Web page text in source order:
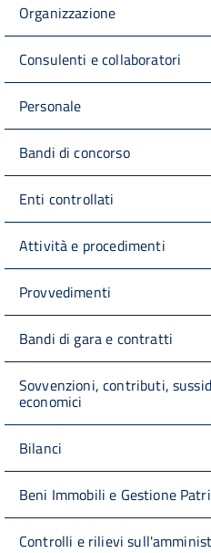
Organizzazione
Consulenti e collaboratori
Personale
Bandi di concorso
Enti controllati
Attività e procedimenti
Provvedimenti
Bandi di gara e contratti
Sovvenzioni, contributi,
economici
Bilanci
Beni Immobili e Gestione
Controlli e rilievi